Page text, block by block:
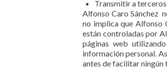
Transmitir a
Alfonso Caro Sánchez
no implica que Alfonso
están controladas por
páginas web
información personal.
antes de facilitar